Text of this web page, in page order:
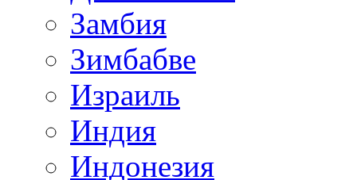
Замбия
Зимбабве
Израиль
Индия
Индонезия